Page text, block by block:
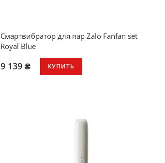
Смартвибратор для пар Zalo Fanfan set
Royal Blue
9 139 ₴ КУПИТЬ